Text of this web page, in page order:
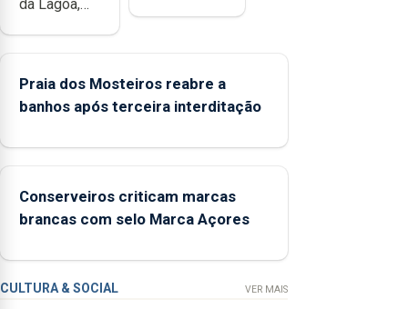
da Lagoa,
“Hora de
Ser” para a
doméstica,
através da
de
competências
Praia dos Mosteiros reabre a
banhos após terceira interditação
Conserveiros criticam marcas
brancas com selo Marca Açores
CULTURA & SOCIAL VER MAIS